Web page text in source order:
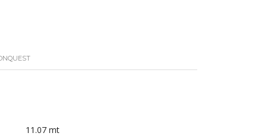
mt